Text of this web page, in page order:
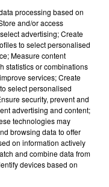
flammes
jeudi à vendredi à
processing based on
and/or access
advertising; Create
to select personalised
Measure content
statistics or combinations
services; Create
select personalised
security, prevent and
advertising and content;
technologies may
browsing data to offer
on information actively
and combine data from
devices based on